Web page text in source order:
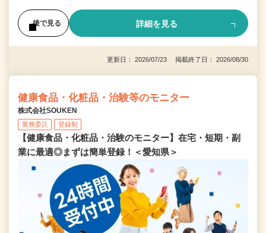
後で見る 詳細を見る
更新日： 2026/07/23 掲載終了日： 2026/08/30
健康食品・化粧品・治験等のモニター
株式会社SOUKEN
業務委託 登録制
【健康食品・化粧品・治験のモニター】在宅・短期・副
業に最適◎まずは簡単登録！＜愛知県＞